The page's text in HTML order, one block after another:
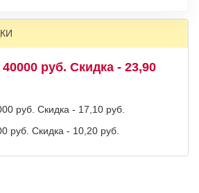
руб. Скидка - 23,90
руб. Скидка - 17,10 руб.
руб. Скидка - 10,20 руб.